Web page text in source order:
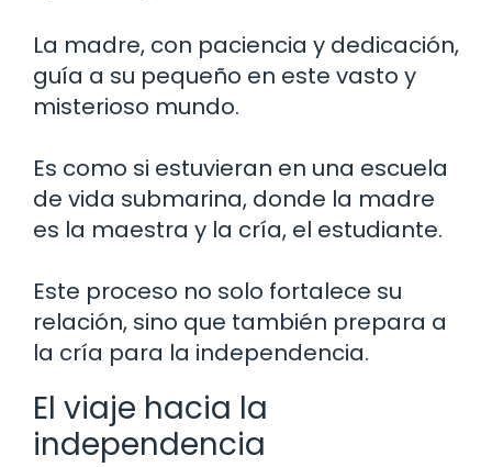
La madre, con paciencia y dedicación,
guía a su pequeño en este vasto y
misterioso mundo.
Es como si estuvieran en una escuela
de vida submarina, donde la madre
es la maestra y la cría, el estudiante.
Este proceso no solo fortalece su
relación, sino que también prepara a
la cría para la independencia.
El viaje hacia la
independencia